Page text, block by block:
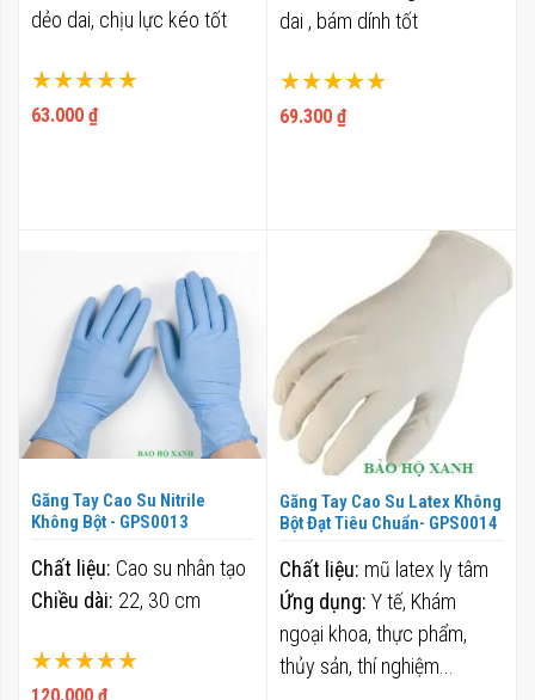
Xếp hạng:
100%
63.000 ₫
dẻo dai, chịu lực kéo tốt
Xếp hạng:
100%
69.300 ₫
dai , bám dính tốt
Găng Tay Cao Su Nitrile
Không Bột - GPS0013
Xếp hạng:
100%
Chất liệu: Cao su nhân tạo
Chiều dài: 22, 30 cm
Găng Tay Cao Su Latex Không
Bột Đạt Tiêu Chuẩn- GPS0014
Chất liệu: mũ latex ly tâm
Ứng dụng: Y tế, Khám
ngoại khoa, thực phẩm,
thủy sản, thí nghiệm...